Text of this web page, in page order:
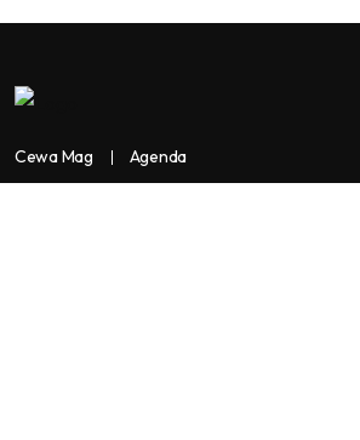
Cewa Mag Agenda